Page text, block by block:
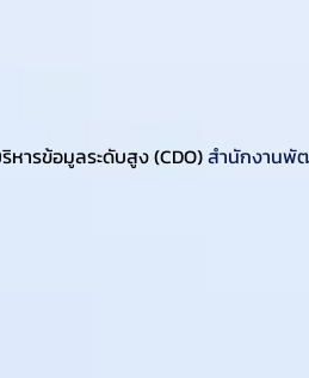
หารข้อมูลระดับสูง (CDO) สำนักงานพั